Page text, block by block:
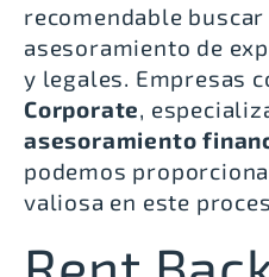
recomendable buscar
asesoramiento de
y legales. Empresas
Corporate,
asesoramiento
podemos
valiosa en este